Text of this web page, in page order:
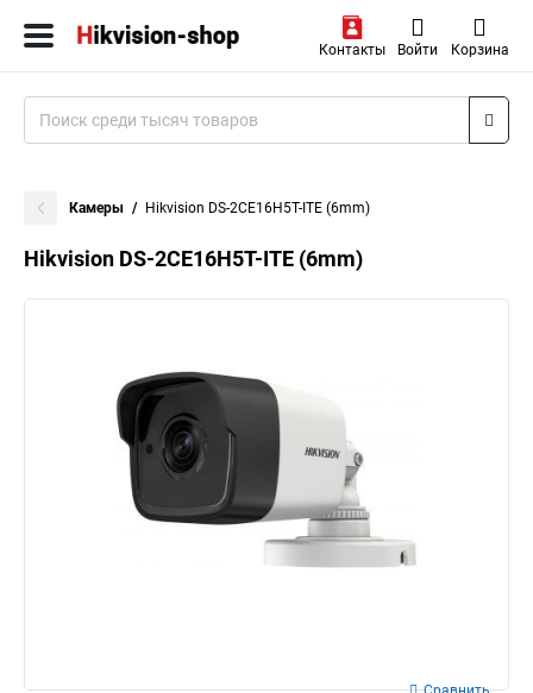
Контакты Войти Корзина
Камеры Hikvision DS-2CE16H5T-ITE (6mm)
Hikvision DS-2CE16H5T-ITE (6mm)